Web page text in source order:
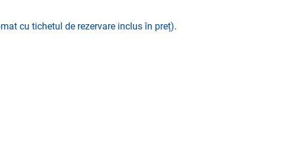
cu tichetul de rezervare inclus în preț).